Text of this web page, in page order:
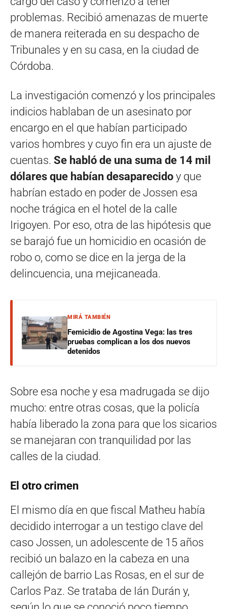
problemas. Recibió amenazas de muerte
de manera reiterada en su despacho de
Tribunales y en su casa, en la ciudad de
Córdoba.
La investigación comenzó y los principales
indicios hablaban de un asesinato por
encargo en el que habían participado
varios hombres y cuyo fin era un ajuste de
cuentas. Se habló de una suma de 14 mil
dólares que habían desaparecido y que
habrían estado en poder de Jossen esa
noche trágica en el hotel de la calle
Irigoyen. Por eso, otra de las hipótesis que
se barajó fue un homicidio en ocasión de
robo o, como se dice en la jerga de la
delincuencia, una mejicaneada.
MIRÁ TAMBIÉN
Femicidio de Agostina Vega: las tres
pruebas complican a los dos nuevos
detenidos
Sobre esa noche y esa madrugada se dijo
mucho: entre otras cosas, que la policía
había liberado la zona para que los sicarios
se manejaran con tranquilidad por las
calles de la ciudad.
El otro crimen
El mismo día en que fiscal Matheu había
decidido interrogar a un testigo clave del
caso Jossen, un adolescente de 15 años
recibió un balazo en la cabeza en una
callejón de barrio Las Rosas, en el sur de
Carlos Paz. Se trataba de Ián Durán y,